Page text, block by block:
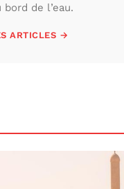
de l’eau.
ARTICLES →